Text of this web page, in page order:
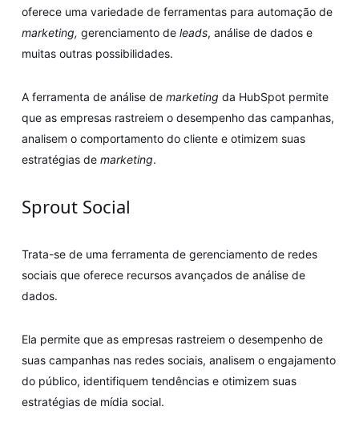
oferece uma variedade de ferramentas para automação de
marketing, gerenciamento de leads, análise de dados e
muitas outras possibilidades.
A ferramenta de análise de marketing da HubSpot permite
que as empresas rastreiem o desempenho das campanhas,
analisem o comportamento do cliente e otimizem suas
estratégias de marketing.
Sprout Social
Trata-se de uma ferramenta de gerenciamento de redes
sociais que oferece recursos avançados de análise de
dados.
Ela permite que as empresas rastreiem o desempenho de
suas campanhas nas redes sociais, analisem o engajamento
do público, identifiquem tendências e otimizem suas
estratégias de mídia social.